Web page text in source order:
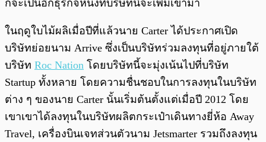
ก็จะเป็นอีกธุรกิจหนึ่งที่บริษัทนี้จะเพิ่มเข้ามา
ในฤดูใบไม้ผลิเมื่อปีที่แล้วนาย Carter ได้ประกาศเปิด
บริษัทย่อยนาม Arrive ซึ่งเป็นบริษัทร่วมลงทุนที่อยู่ภายใต้
บริษัท Roc Nation โดยบริษัทนี้จะมุ่งเน้นไปที่บริษัท
Startup ทั้งหลาย โดยความชื่นชอบในการลงทุนในบริษัท
ต่าง ๆ ของนาย Carter นั้นเริ่มต้นตั้งแต่เมื่อปี 2012 โดย
เขาเขาได้ลงทุนในบริษัทผลิตกระเป๋าเดินทางยี่ห้อ Away
Travel, เครื่องบินเจทส่วนตัวนาม Jetsmarter รวมถึงลงทุน